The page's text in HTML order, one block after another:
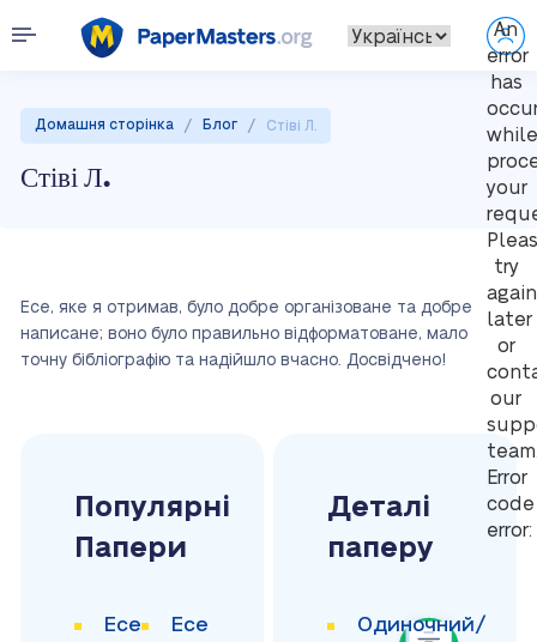
An
error
has
while
your
try
again
later
or
our
Error
code
error:
Домашня сторінка / Блог / Стіві Л.
Стіві Л.
Есе, яке я отримав, було добре організоване та добре
написане; воно було правильно відформатоване, мало
точну бібліографію та надійшло вчасно. Досвідчено!
Популярні
Папери
Есе
Есе
Деталі
паперу
Одиночний/